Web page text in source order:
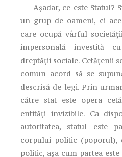
Aşadar, ce este Statul?
un grup de oameni, ci
care ocupă vârful
impersonală investită
dreptăţii sociale. Cetăţenii
comun acord să se
descrisă de legi. Prin
către stat este opera
entităţi invizibile. Ca
autoritatea, statul este
corpului politic
politic, aşa cum partea